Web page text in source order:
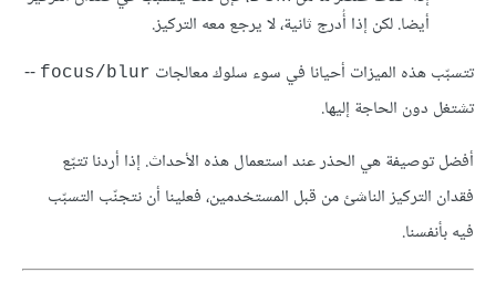
أيضا. لكن إذا أُدرج ثانية، لا يرجع معه التركيز.
تتسبّب هذه الميزات أحيانا في سوء سلوك معالجات focus/blur
--
تشتغل دون الحاجة إليها.
أفضل توصيفة هي الحذر عند استعمال هذه الأحداث. إذا أردنا تتبّع
فقدان التركيز الناشئ من قبل المستخدمين، فعلينا أن نتجنّب التسبّب
فيه بأنفسنا.